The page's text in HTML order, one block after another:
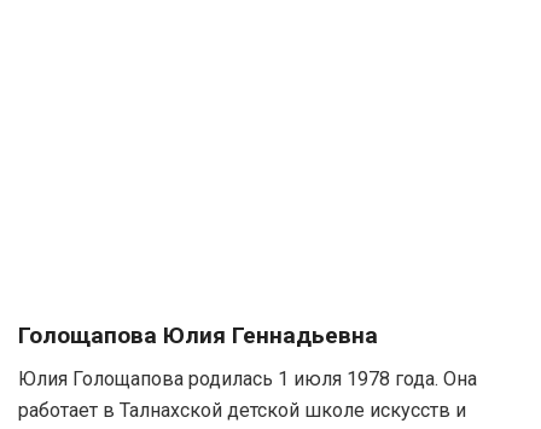
Голощапова Юлия Геннадьевна
Юлия Голощапова родилась 1 июля 1978 года. Она
работает в Талнахской детской школе искусств и